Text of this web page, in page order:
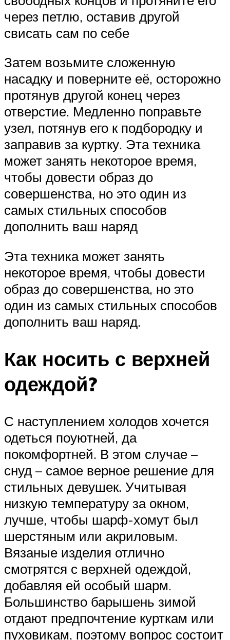
через петлю, оставив другой
свисать сам по себе
Затем возьмите сложенную
насадку и поверните её, осторожно
протянув другой конец через
отверстие. Медленно поправьте
узел, потянув его к подбородку и
заправив за куртку. Эта техника
может занять некоторое время,
чтобы довести образ до
совершенства, но это один из
самых стильных способов
дополнить ваш наряд
Эта техника может занять
некоторое время, чтобы довести
образ до совершенства, но это
один из самых стильных способов
дополнить ваш наряд.
Как носить с верхней
одеждой?
С наступлением холодов хочется
одеться поуютней, да
покомфортней. В этом случае –
снуд – самое верное решение для
стильных девушек. Учитывая
низкую температуру за окном,
лучше, чтобы шарф-хомут был
шерстяным или акриловым.
Вязаные изделия отлично
смотрятся с верхней одеждой,
добавляя ей особый шарм.
Большинство барышень зимой
отдают предпочтение курткам или
пуховикам, поэтому вопрос состоит